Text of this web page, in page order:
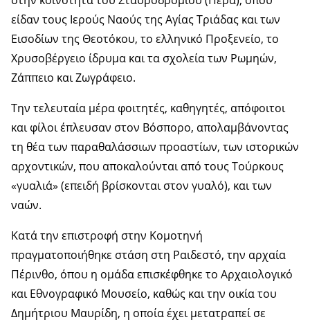
είδαν τους Ιερούς Ναούς της Αγίας Τριάδας και των
Εισοδίων της Θεοτόκου, το ελληνικό Προξενείο, το
Χρυσοβέργειο ίδρυμα και τα σχολεία των Ρωμηών,
Ζάππειο και Ζωγράφειο.
Την τελευταία μέρα φοιτητές, καθηγητές, απόφοιτοι
και φίλοι έπλευσαν στον Βόσπορο, απολαμβάνοντας
τη θέα των παραθαλάσσιων προαστίων, των ιστορικών
αρχοντικών, που αποκαλούνται από τους Τούρκους
«γυαλιά» (επειδή βρίσκονται στον γυαλό), και των
ναών.
Κατά την επιστροφή στην Κομοτηνή
πραγματοποιήθηκε στάση στη Ραιδεστό, την αρχαία
Πέρινθο, όπου η ομάδα επισκέφθηκε το Αρχαιολογικό
και Εθνογραφικό Μουσείο, καθώς και την οικία του
Δημήτριου Μαυρίδη, η οποία έχει μετατραπεί σε